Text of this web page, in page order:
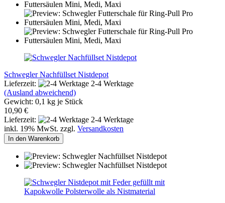
Schwegler Nachfüllset Nistdepot
Lieferzeit:
2-4 Werktage
(Ausland abweichend)
Gewicht: 0,1 kg je Stück
10,90 €
Lieferzeit:
2-4 Werktage
inkl. 19% MwSt. zzgl. Versandkosten
In den Warenkorb